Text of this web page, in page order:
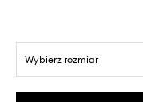
Wybierz rozmiar